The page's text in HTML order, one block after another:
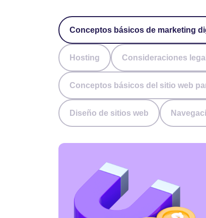
Conceptos básicos de marketing
Hosting Consideraciones
Conceptos básicos del sitio web
Diseño de sitios web